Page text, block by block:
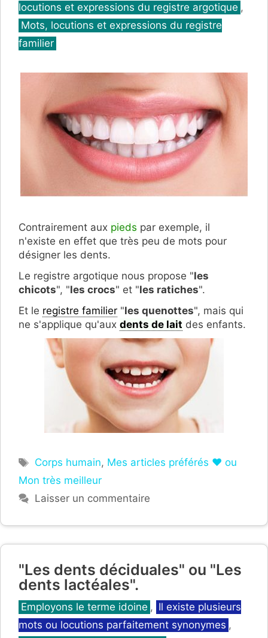
locutions et expressions du registre argotique ,
Mots, locutions et expressions du registre
familier
Contrairement aux pieds par exemple, il
n'existe en effet que très peu de mots pour
désigner les dents.
Le registre argotique nous propose "les
chicots", "les crocs" et "les ratiches".
Et le registre familier "les quenottes", mais qui
ne s'applique qu'aux dents de lait des enfants.
Étiquettes
Corps humain, Mes articles préférés ❤ ou
Mon très meilleur
Laisser un commentaire
"Les dents déciduales" ou "Les
dents lactéales".
Catégories
Employons le terme idoine , Il existe plusieurs
mots ou locutions parfaitement synonymes ,